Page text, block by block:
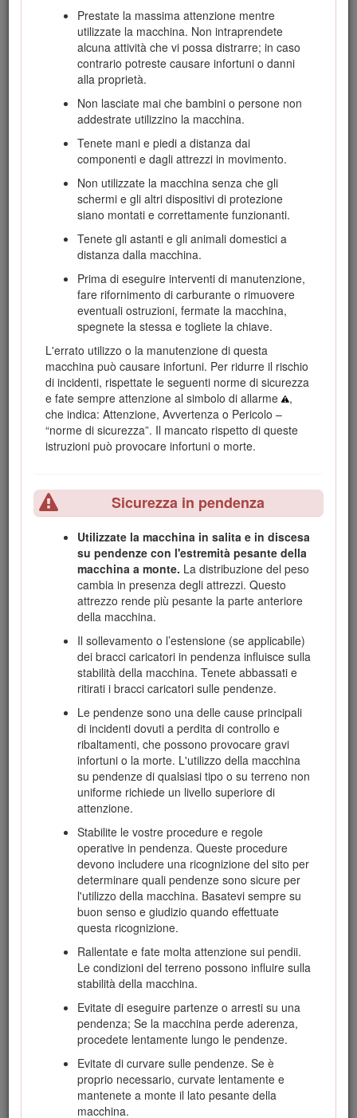
Prestate la massima attenzione mentre
utilizzate la macchina. Non intraprendete
alcuna attività che vi possa distrarre; in caso
contrario potreste causare infortuni o danni
alla proprietà.
Non lasciate mai che bambini o persone non
addestrate utilizzino la macchina.
Tenete mani e piedi a distanza dai
componenti e dagli attrezzi in movimento.
Non utilizzate la macchina senza che gli
schermi e gli altri dispositivi di protezione
siano montati e correttamente funzionanti.
Tenete gli astanti e gli animali domestici a
distanza dalla macchina.
Prima di eseguire interventi di manutenzione,
fare rifornimento di carburante o rimuovere
eventuali ostruzioni, fermate la macchina,
spegnete la stessa e togliete la chiave.
L'errato utilizzo o la manutenzione di questa
macchina può causare infortuni. Per ridurre il rischio
di incidenti, rispettate le seguenti norme di sicurezza
e fate sempre attenzione al simbolo di allarme
,
che indica: Attenzione, Avvertenza o Pericolo –
“norme di sicurezza”. Il mancato rispetto di queste
istruzioni può provocare infortuni o morte.
Sicurezza in pendenza
Utilizzate la macchina in salita e in discesa
su pendenze con l'estremità pesante della
macchina a monte. La distribuzione del peso
cambia in presenza degli attrezzi. Questo
attrezzo rende più pesante la parte anteriore
della macchina.
Il sollevamento o l’estensione (se applicabile)
dei bracci caricatori in pendenza influisce sulla
stabilità della macchina. Tenete abbassati e
ritirati i bracci caricatori sulle pendenze.
Le pendenze sono una delle cause principali
di incidenti dovuti a perdita di controllo e
ribaltamenti, che possono provocare gravi
infortuni o la morte. L'utilizzo della macchina
su pendenze di qualsiasi tipo o su terreno non
uniforme richiede un livello superiore di
attenzione.
Stabilite le vostre procedure e regole
operative in pendenza. Queste procedure
devono includere una ricognizione del sito per
determinare quali pendenze sono sicure per
l'utilizzo della macchina. Basatevi sempre su
buon senso e giudizio quando effettuate
questa ricognizione.
Rallentate e fate molta attenzione sui pendii.
Le condizioni del terreno possono influire sulla
stabilità della macchina.
Evitate di eseguire partenze o arresti su una
pendenza; Se la macchina perde aderenza,
procedete lentamente lungo le pendenze.
Evitate di curvare sulle pendenze. Se è
proprio necessario, curvate lentamente e
mantenete a monte il lato pesante della
macchina.
effettuare la scansione del codice QR sull’adesivo che
riporta il numero di serie (se presente) per accedere alla
garanzia, ai ricambi e ad altre informazioni sui prodotti.
Posizione del numero del modello e del numero di serie
Il sistema di avvertimento adottato dal presente manuale
identifica i pericoli potenziali e riporta messaggi di sicurezza,
identificati dal simbolo di avvertimento (Figura2 ), che
segnala un pericolo in grado di provocare infortuni gravi o la
morte se non si osservano le precauzioni raccomandate.
Simbolo di allerta di sicurezza
Per evidenziare le informazioni vengono utilizzate due
Importanteindica informazioni di carattere
meccanico di particolare importanza eNotaevidenzia
informazioni generali di particolare rilevanza.
Il prodotto è conforme a tutte le direttive europee pertinenti.
incorporazione sul retro della presente pubblicazione.
Avvertenza
CALIFORNIA
Avvertenza norma "Proposition 65"
L'utilizzo del presente prodotto potrebbe esporre a
sostanze chimiche che nello Stato della California sono
considerate cancerogene e causa di anomalie
congenite o di altre problematiche della riproduzione.
Sicurezza
Pericolo
Potrebbero esserci condotte interrate dei servizi di
scavo, possono causare scosse elettriche o esplosioni.
Chiedete che nella proprietà o nell'area di lavoro venga
effettuate scavi nelle aree contrassegnate. Contattate il
vostro servizio di segnalazione o la vostra azienda di
servizi pubblici di zona per la segnalazione della